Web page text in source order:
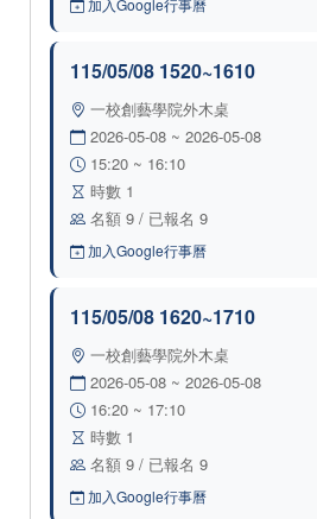
加入Google行事曆
115/05/08 1520~1610
一校創藝學院外木桌
2026-05-08 ~ 2026-05-08
15:20 ~ 16:10
時數 1
名額 9 / 已報名 9
加入Google行事曆
115/05/08 1620~1710
一校創藝學院外木桌
2026-05-08 ~ 2026-05-08
16:20 ~ 17:10
時數 1
名額 9 / 已報名 9
加入Google行事曆